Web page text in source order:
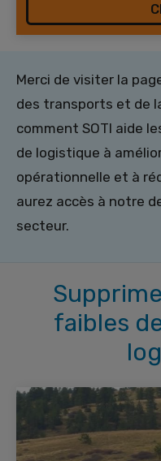
Merci de visiter la
des transports et de
comment SOTI aide
de logistique à
opérationnelle et à
aurez accès à notre
secteur.
faibles